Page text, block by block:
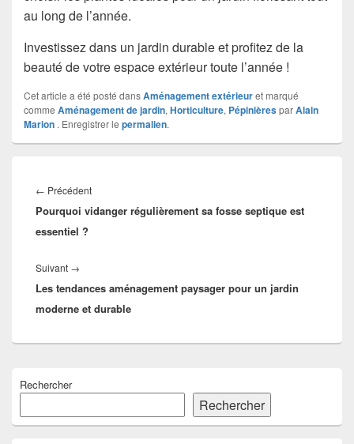
au long de l’année.
Investissez dans un jardin durable et profitez de la
beauté de votre espace extérieur toute l’année !
Cet article a été posté dansAménagement extérieuret marqué
comme Aménagement de jardin, Horticulture, PépinièresparAlain
Marion . Enregistrer le permalien.
de
l’article
← PrécédentArticle
précédent :
Pourquoi vidanger régulièrement sa fosse septique est
essentiel ?
Suivant →
suivant :
Les tendances aménagement paysager pour un jardin
moderne et durable
principale
widget
pour
Rechercher
Rechercher